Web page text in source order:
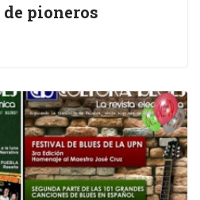
pioneros